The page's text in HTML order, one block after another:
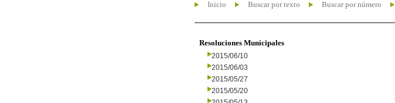
Inicio Buscar por texto Buscar por número
Resoluciones Municipales
2015/06/10
2015/06/03
2015/05/27
2015/05/20